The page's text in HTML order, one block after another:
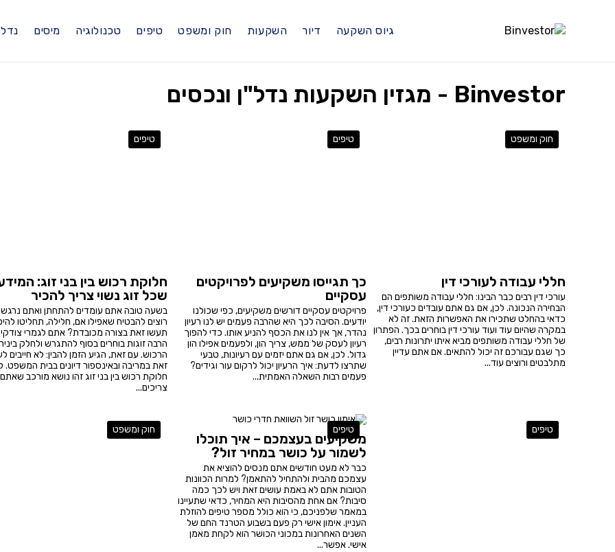
גיוס השקעה דיור השקעות חוק ומשפט טיפים טכנולוגיה מיסים
Binvestor - מגזין השקעות נדל"ן ונכסים
חוק ומשפט
חללי עבודה לעורכי דין
עורכי דין רבים כבר הבינו: חללי עבודה משותפים הם
הבחירה הנכונה. לכן, אם גם אתם עובדים כעורכי דין,
כדאי בהחלט שתכירו את האפשרות הזאת. זה לא
במקרה שהיום עוד ועוד עורכי דין בוחרים בכך. הפתרון
של חללי עבודה משותפים מביא איתו יתרונות רבים,
כך שגם עבורכם זה יכול להתאים. אם אתם עדיין
מתלבטים ורוצים עוד...
טיפים
כך תגייסו משקיעים לפרויקטים
עסקיים
פרויקטים עסקיים דורשים משקיעים, כפי שכולנו
יודעים. הסיבה לכך היא שהרבה פעמים יש לנו רעיון
נהדר, אך אין לנו את הכסף להניע אותו. כדי להפוך
רעיון לעסק של ממש, צריך הון, ולפעמים אפילו הון
גדול. לכן, אם גם אתם יזמים עם רעיונות, טבעי
שתרצו לדעת: איך הרעיון יכול לרקום עור וגידים?
פעמים רבות השאלה האמתית...
טיפים
חלוקת רכוש בין בני זוג:
שכל זוג נשוי צריך להכיר
בשעה טובה אתם עומדים להתחתן ואתם
רוצים להבטיח שאפילו אם, חלילה, תחליטו
תעשו זאת בצורה מכובדת? אתם לגמרי
הרבה זוגות בוחרים בסוף להתגרש ולחלק
הרכוש. עם זאת, הגיע הזמן להבין: לא חייבים
זאת במריבה ובאינספור דיונים בבית המשפט.
חלוקת רכוש בין בני זוג זהו נושא מורכב שאתם
צריכים...
טיפים טיפים
משקיעים בעצמכם – איך תוכלו
לשמור על כושר במחיר זול?
כבר לא מעט חודשים אתם מנסים להוציא את
עצמכם מהבית ולהתחיל להתאמן? למרות הכוונות
הטובות אתם לא באמת עושים זאת ויש לכך כמה
סיבות? אם אחת מהסיבות היא המחיר, כדאי שתעיינו
במאמר שלפניכם, כי הוא כולל מספר טיפים להוזלת
העניין. אימון אישי רק פעם בשבוע הטרנד החם של
השנים האחרונות במכוני הכושר הוא לקחת מאמן
אישי. אפשר...
חוק ומשפט